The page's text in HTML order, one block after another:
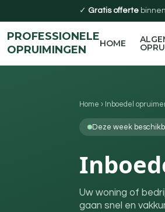
✓ Gratis offerte
PROFESSIONELE
OPRUIMINGEN
HOME
Home › Inboedel
Deze week
Uw woning of
gaan snel en